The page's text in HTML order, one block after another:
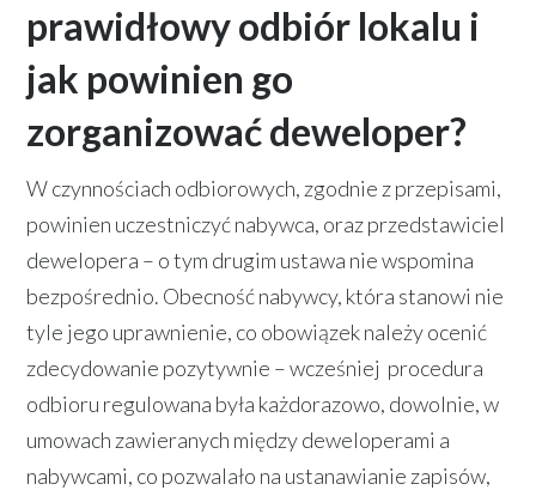
prawidłowy odbiór lokalu i
jak powinien go
zorganizować deweloper?
W czynnościach odbiorowych, zgodnie z przepisami,
powinien uczestniczyć nabywca, oraz przedstawiciel
dewelopera – o tym drugim ustawa nie wspomina
bezpośrednio. Obecność nabywcy, która stanowi nie
tyle jego uprawnienie, co obowiązek należy ocenić
zdecydowanie pozytywnie – wcześniej procedura
odbioru regulowana była każdorazowo, dowolnie, w
umowach zawieranych między deweloperami a
nabywcami, co pozwalało na ustanawianie zapisów,